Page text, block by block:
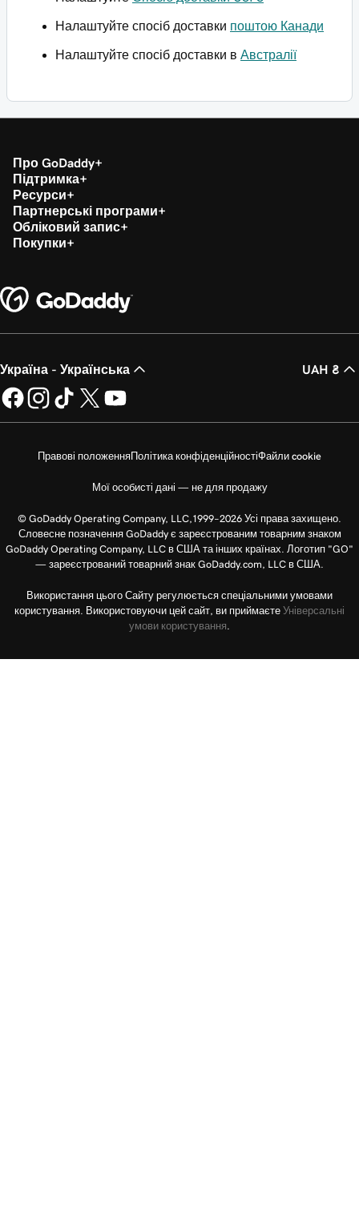
Налаштуйте спосіб доставки поштою Канади
Налаштуйте спосіб доставки в Австралії
Про GoDaddy
Підтримка
Ресурси
Партнерські програми
Обліковий запис
Покупки
Україна - Українська UAH ₴
Правові положенняПолітика конфіденційностіФайли cookie
Мої особисті дані — не для продажу
© GoDaddy Operating Company, LLC,1999–2026 Усі права захищено.
Словесне позначення GoDaddy є зареєстрованим товарним знаком
GoDaddy Operating Company, LLC в США та інших країнах. Логотип "GO"
— зареєстрований товарний знак GoDaddy.com, LLC в США.
Використання цього Сайту регулюється спеціальними умовами
користування. Використовуючи цей сайт, ви приймаєте Універсальні
умови користування